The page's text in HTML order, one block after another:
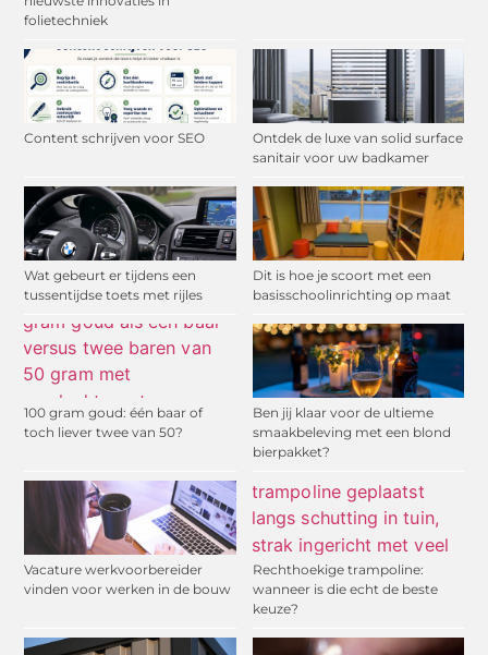
folietechniek
Content schrijven voor SEO
Ontdek de luxe van solid surface
sanitair voor uw badkamer
Wat gebeurt er tijdens een
tussentijdse toets met rijles
Dit is hoe je scoort met een
basisschoolinrichting op maat
100 gram goud: één baar of
toch liever twee van 50?
Ben jij klaar voor de ultieme
smaakbeleving met een blond
bierpakket?
Vacature werkvoorbereider
vinden voor werken in de bouw
Rechthoekige trampoline:
wanneer is die echt de beste
keuze?